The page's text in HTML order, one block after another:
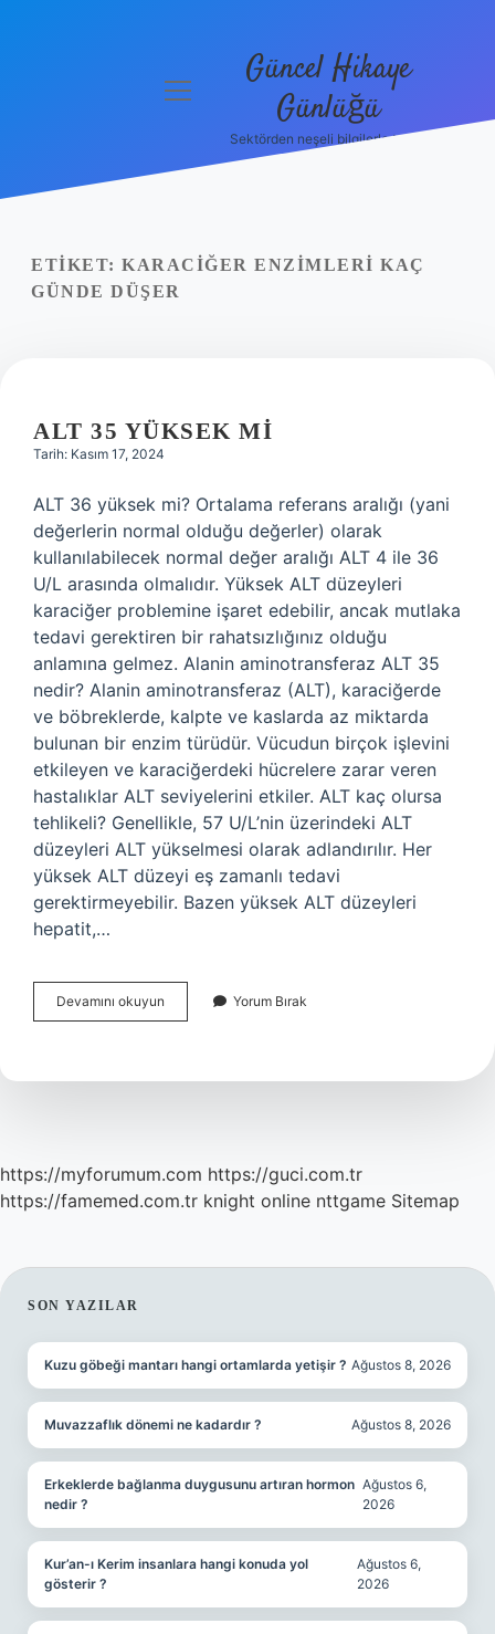
Yasal Uyarı
menüyü
Güncel Hikaye
Günlüğü
Sektörden neşeli bilgilerle tanış!
ETIKET: KARACIĞER ENZIMLERI KAÇ
GÜNDE DÜŞER
ALT 35 YÜKSEK MI
Tarih: Kasım 17, 2024
ALT 36 yüksek mi? Ortalama referans aralığı (yani
değerlerin normal olduğu değerler) olarak
kullanılabilecek normal değer aralığı ALT 4 ile 36
U/L arasında olmalıdır. Yüksek ALT düzeyleri
karaciğer problemine işaret edebilir, ancak mutlaka
tedavi gerektiren bir rahatsızlığınız olduğu
anlamına gelmez. Alanin aminotransferaz ALT 35
nedir? Alanin aminotransferaz (ALT), karaciğerde
ve böbreklerde, kalpte ve kaslarda az miktarda
bulunan bir enzim türüdür. Vücudun birçok işlevini
etkileyen ve karaciğerdeki hücrelere zarar veren
hastalıklar ALT seviyelerini etkiler. ALT kaç olursa
tehlikeli? Genellikle, 57 U/L’nin üzerindeki ALT
düzeyleri ALT yükselmesi olarak adlandırılır. Her
yüksek ALT düzeyi eş zamanlı tedavi
gerektirmeyebilir. Bazen yüksek ALT düzeyleri
hepatit,…
Devamını okuyun
35
Yorum Bırak
https://myforumum.com https://guci.com.tr
https://famemed.com.tr knight online nttgame Sitemap
SIDEBAR
SON YAZILAR
Kuzu göbeği mantarı hangi ortamlarda yetişir ? Ağustos 8, 2026
Muvazzaflık dönemi ne kadardır ? Ağustos 8, 2026
Erkeklerde bağlanma duygusunu artıran hormon
nedir ?
Ağustos 6,
2026
Kur’an-ı Kerim insanlara hangi konuda yol
gösterir ?
Ağustos 6,
2026